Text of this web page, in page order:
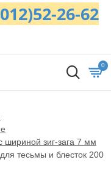
26-62
0
шириной зиг-зага 7 мм
тесьмы и блесток 200